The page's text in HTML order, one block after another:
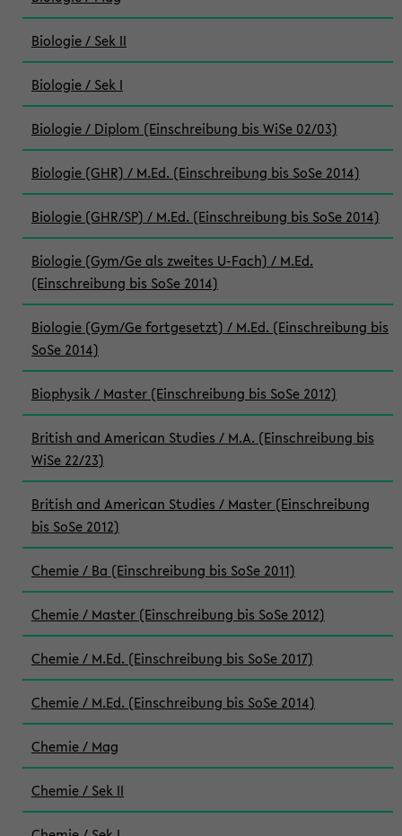
Biologie / Sek II
Biologie / Sek I
Biologie / Diplom (Einschreibung bis WiSe 02/03)
Biologie (GHR) / M.Ed. (Einschreibung bis SoSe 2014)
Biologie (GHR/SP) / M.Ed. (Einschreibung bis SoSe 2014)
Biologie (Gym/Ge als zweites U-Fach) / M.Ed.
(Einschreibung bis SoSe 2014)
Biologie (Gym/Ge fortgesetzt) / M.Ed. (Einschreibung bis
SoSe 2014)
Biophysik / Master (Einschreibung bis SoSe 2012)
British and American Studies / M.A. (Einschreibung bis
WiSe 22/23)
British and American Studies / Master (Einschreibung
bis SoSe 2012)
Chemie / Ba (Einschreibung bis SoSe 2011)
Chemie / Master (Einschreibung bis SoSe 2012)
Chemie / M.Ed. (Einschreibung bis SoSe 2017)
Chemie / M.Ed. (Einschreibung bis SoSe 2014)
Chemie / Mag
Chemie / Sek II